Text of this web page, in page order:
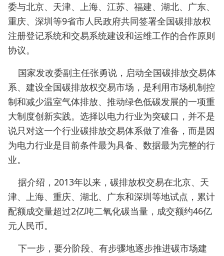
委与北京、天津、上海、江苏、福建、湖北、广东、
重庆、深圳等9省市人民政府共同签署全国碳排放权
注册登记系统和交易系统建设和运维工作的合作原则
协议。
国家发改委副主任张勇说，启动全国碳排放交易体
系、建设全国碳排放权交易市场，是利用市场机制控
制和减少温室气体排放、推动绿色低碳发展的一项重
大制度创新实践。选择以电力行业为突破口，并不是
说只对这一个行业碳排放交易体系做了准备，而是因
为电力行业是目前条件最为具备、数据最为完整的行
业。
据介绍，2013年以来，碳排放权交易在北京、天
津、上海、重庆、湖北、广东和深圳等地试点，累计
配额成交量超过2亿吨二氧化碳当量，成交额约46亿
元人民币。
下一步，要分阶段、有步骤地逐步推进碳市场建